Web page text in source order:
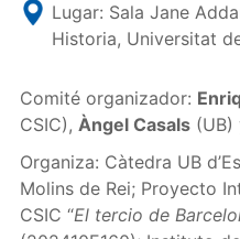
Lugar: Sala Jane
Historia, Universitat
Comité organizador:
CSIC), Àngel Casals(UB)
Organiza: Càtedra UB
Molins de Rei; Proyecto
CSIC “El tercio de